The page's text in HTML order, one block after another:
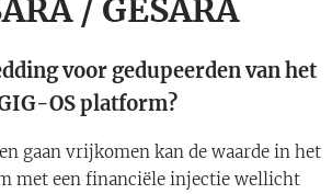
/ GESARA
voor gedupeerden van het
OS platform?
gaan vrijkomen kan de waarde in het
met een financiële injectie wellicht